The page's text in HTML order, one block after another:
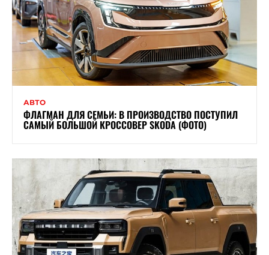
АВТО
ФЛАГМАН ДЛЯ СЕМЬИ: В ПРОИЗВОДСТВО ПОСТУПИЛ
САМЫЙ БОЛЬШОЙ КРОССОВЕР SKODA (ФОТО)